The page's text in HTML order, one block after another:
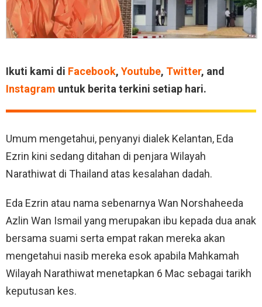
Ikuti kami di Facebook, Youtube, Twitter, and
Instagram untuk berita terkini setiap hari.
Umum mengetahui, penyanyi dialek Kelantan, Eda
Ezrin kini sedang ditahan di penjara Wilayah
Narathiwat di Thailand atas kesalahan dadah.
Eda Ezrin atau nama sebenarnya Wan Norshaheeda
Azlin Wan Ismail yang merupakan ibu kepada dua anak
bersama suami serta empat rakan mereka akan
mengetahui nasib mereka esok apabila Mahkamah
Wilayah Narathiwat menetapkan 6 Mac sebagai tarikh
keputusan kes.